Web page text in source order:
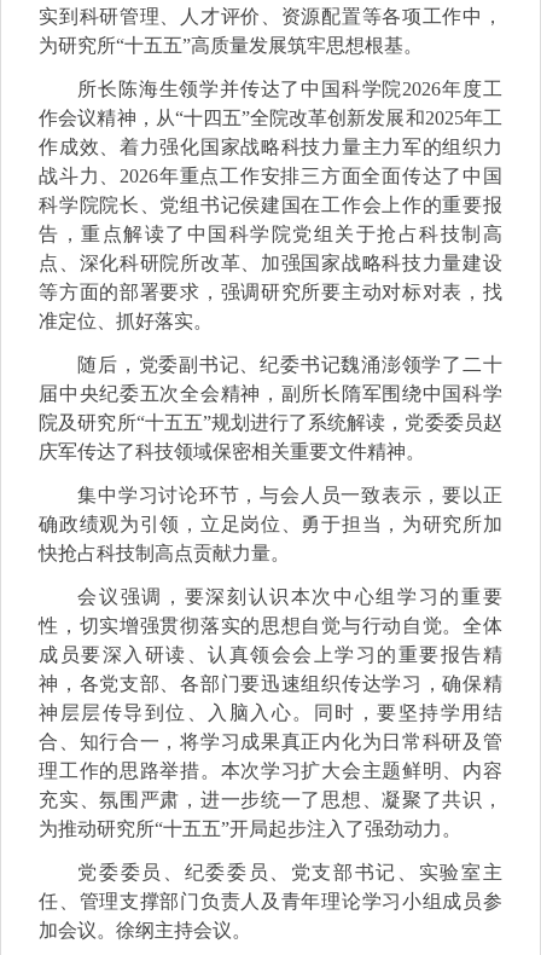
实到科研管理、人才评价、资源配置等各项工作中，
为研究所“十五五”高质量发展筑牢思想根基。
所长陈海生领学并传达了中国科学院2026年度工
作会议精神，从“十四五”全院改革创新发展和2025年工
作成效、着力强化国家战略科技力量主力军的组织力
战斗力、2026年重点工作安排三方面全面传达了中国
科学院院长、党组书记侯建国在工作会上作的重要报
告，重点解读了中国科学院党组关于抢占科技制高
点、深化科研院所改革、加强国家战略科技力量建设
等方面的部署要求，强调研究所要主动对标对表，找
准定位、抓好落实。
随后，党委副书记、纪委书记魏涌澎领学了二十
届中央纪委五次全会精神， 副所长隋军围绕中国科学
院及研究所“十五五”规划进行了系统解读， 党委委员赵
庆军传达了科技领域保密相关重要文件精神。
集中学习讨论环节，与会人员一致表示，要以正
确政绩观为引领，立足岗位、勇于担当，为研究所加
快抢占科技制高点贡献力量。
会议强调，要深刻认识本次中心组学习的重要
性，切实增强贯彻落实的思想自觉与行动自觉。全体
成员要深入研读、认真领会会上学习的重要报告精
神，各党支部、各部门要迅速组织传达学习，确保精
神层层传导到位、入脑入心。同时，要坚持学用结
合、知行合一，将学习成果真正内化为日常科研及管
理工作的思路举措。 本次学习扩大会主题鲜明、内容
充实、氛围严肃，进一步统一了思想、凝聚了共识，
为推动研究所“十五五”开局起步注入了强劲动力。
党委委员、纪委委员、党支部书记、实验室主
任、管理支撑部门负责人及青年理论学习小组成员参
加会议。徐纲主持会议。